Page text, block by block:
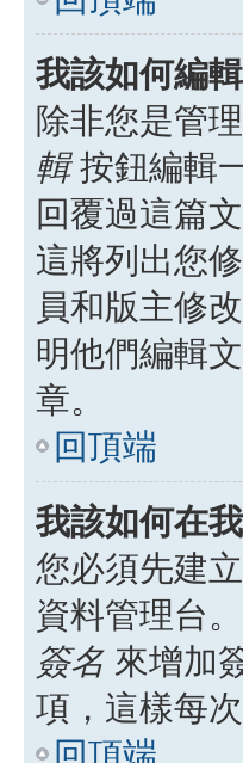
我該如何編
除非您是管
輯按鈕編輯
回覆過這篇
這將列出您
員和版主修
明他們編輯
章。
回頂端
我該如何在
您必須先建
資料管理台
簽名 來增加
項，這樣每
回頂端